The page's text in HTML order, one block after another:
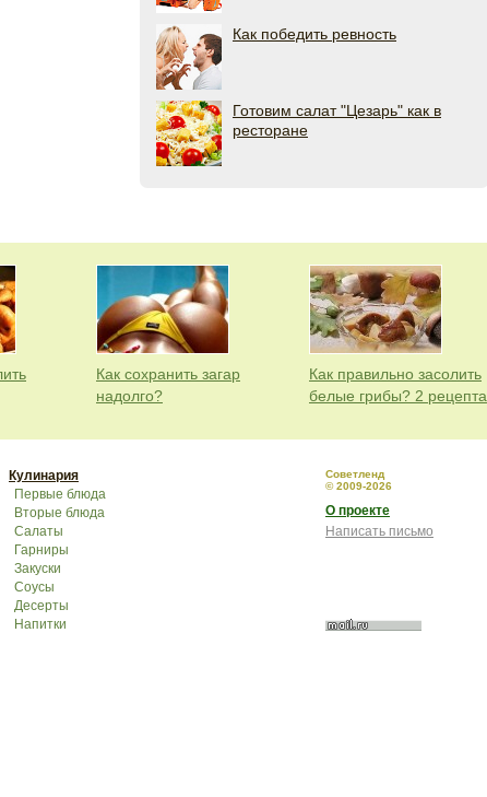
Как победить ревность
Готовим салат "Цезарь" как в
ресторане
Как сохранить загар
надолго?
Как правильно засолить
белые грибы? 2 рецепта
Кулинария
Первые блюда
Вторые блюда
Салаты
Гарниры
Закуски
Соусы
Десерты
Напитки
Советленд
© 2009-2026
О проекте
Написать письмо